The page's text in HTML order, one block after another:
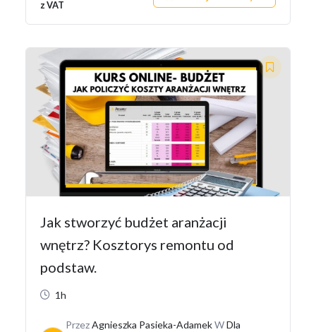
z VAT
Jak stworzyć budżet aranżacji
wnętrz? Kosztorys remontu od
podstaw.
1h
PrzezAgnieszka Pasieka-AdamekWDla